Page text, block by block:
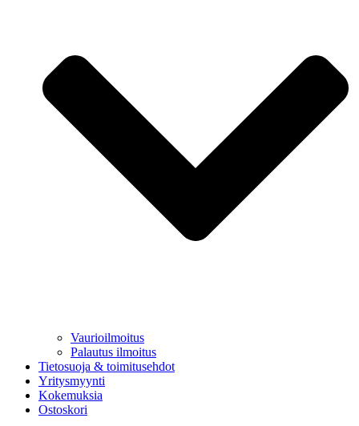
Vaurioilmoitus
Palautus ilmoitus
Tietosuoja & toimitusehdot
Yritysmyynti
Kokemuksia
Ostoskori